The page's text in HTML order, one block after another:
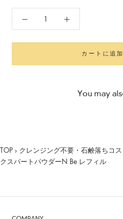
カートに追
You may
TOP › クレンジング不要・石鹸落ちコ
クスパートパウダーN Be レフィル